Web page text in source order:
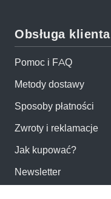
Obsługa klienta
Pomoc i FAQ
Metody dostawy
Sposoby płatności
Zwroty i reklamacje
Jak kupować?
Newsletter